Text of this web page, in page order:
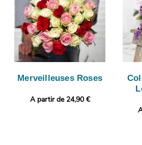
Merveilleuses Roses
A partir de 24,90 €